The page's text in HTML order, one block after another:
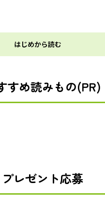
はじめから読む
すめ読みもの(PR)
プレゼント応募